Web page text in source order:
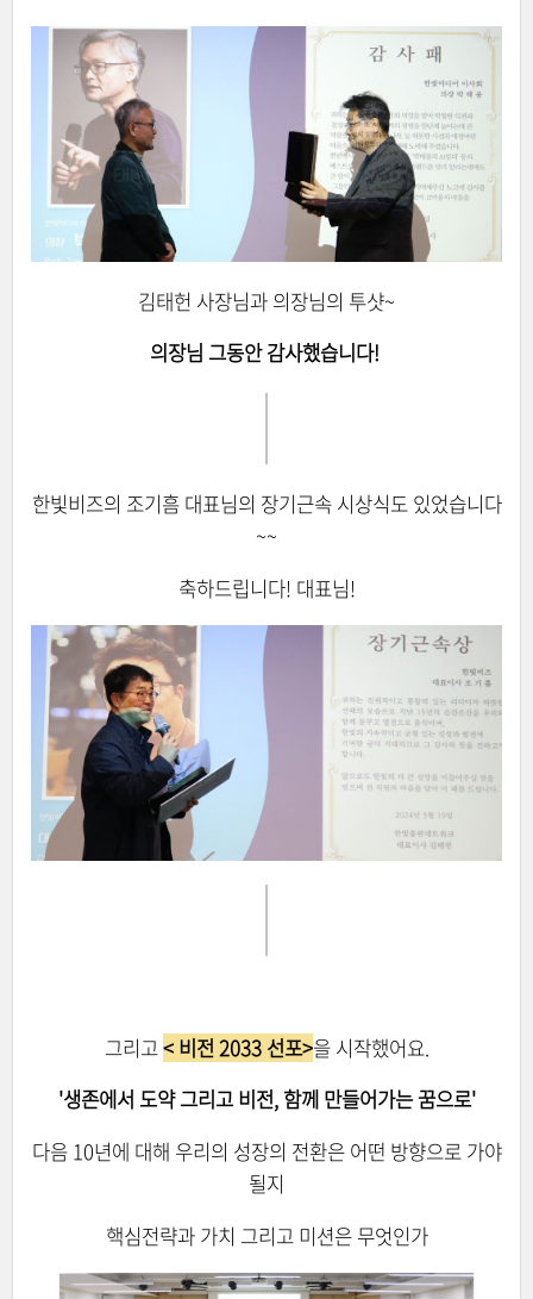
김태헌 사장님과 의장님의 투샷~
의장님 그동안 감사했습니다!
한빛비즈의 조기흠 대표님의 장기근속 시상식도 있었습니다
~~
축하드립니다! 대표님!
그리고< 비전 2033 선포>을 시작했어요.
'생존에서 도약 그리고 비전, 함께 만들어가는 꿈으로'
다음 10년에 대해 우리의 성장의 전환은 어떤 방향으로 가야
될지
핵심전략과 가치 그리고 미션은 무엇인가